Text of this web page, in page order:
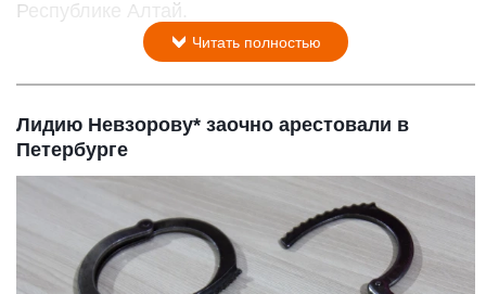
Республике Алтай.
Читать полностью
Лидию Невзорову* заочно арестовали в
Петербурге